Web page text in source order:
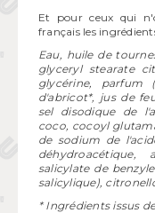
Et pour ceux qui
français les
Eau, huile de
glyceryl stearate
glycérine, parfum
d'abricot*, jus de
sel disodique de
coco, cocoyl
de sodium de
déhydroacétique,
salicylate de
salicylique),
* Ingrédients issus